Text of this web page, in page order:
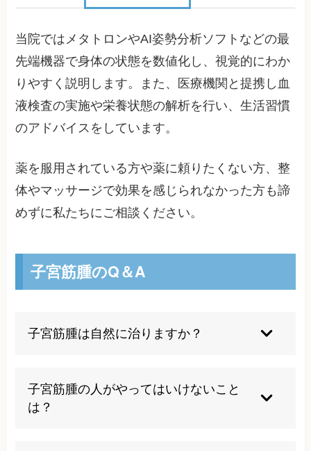
当院ではメタトロンやAI姿勢分析ソフトなどの最
先端機器で身体の状態を数値化し、視覚的にわか
りやすく説明します。また、医療機関と提携し血
液検査の実施や栄養状態の解析を行い、生活習慣
のアドバイスをしています。
薬を服用されている方や薬に頼りたくない方、整
体やマッサージで効果を感じられなかった方も諦
めずに私たちにご相談ください。
子宮筋腫のQ＆A
子宮筋腫は自然に治りますか？
ありませんが、閉経後は女性ホルモンの減少によ
り筋腫が縮小することがあります。
子宮筋腫の人がやってはいけないこと
は？